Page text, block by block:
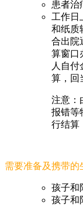
患者治
工作日
和纸质
合出院
算窗口
人自
算，回
注意：
报错等
行结算
需要准备及携带的
孩子和
孩子和